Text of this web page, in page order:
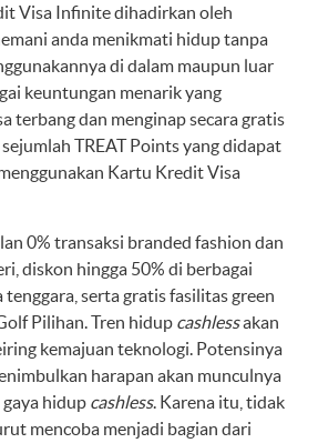
Visa Infinite dihadirkan oleh
anda menikmati hidup tanpa
di dalam maupun luar
keuntungan menarik yang
terbang dan menginap secara gratis
TREAT Points yang didapat
Kartu Kredit Visa
0% transaksi branded fashion dan
diskon hingga 50% di berbagai
serta gratis fasilitas green
Pilihan. Tren hidup cashlessakan
kemajuan teknologi. Potensinya
harapan akan munculnya
hidup cashless. Karena itu, tidak
mencoba menjadi bagian dari